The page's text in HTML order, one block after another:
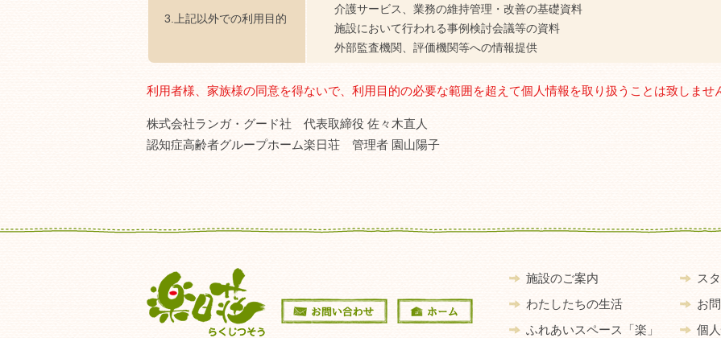
3.上記以外での利用目的
介護サービス、業務の維持管理・改善の基礎資料
施設において行われる事例検討会議等の資料
外部監査機関、評価機関等への情報提供
利用者様、家族様の同意を得ないで、利用目的の必要な範囲を超えて個人情報を取り扱うことは致しませ
株式会社ランガ・グード社 代表取締役 佐々木直人
認知症高齢者グループホーム楽日荘 管理者 園山陽子
施設のご案内
わたしたちの生活
ふれあいスペース「楽」
ス
お
個